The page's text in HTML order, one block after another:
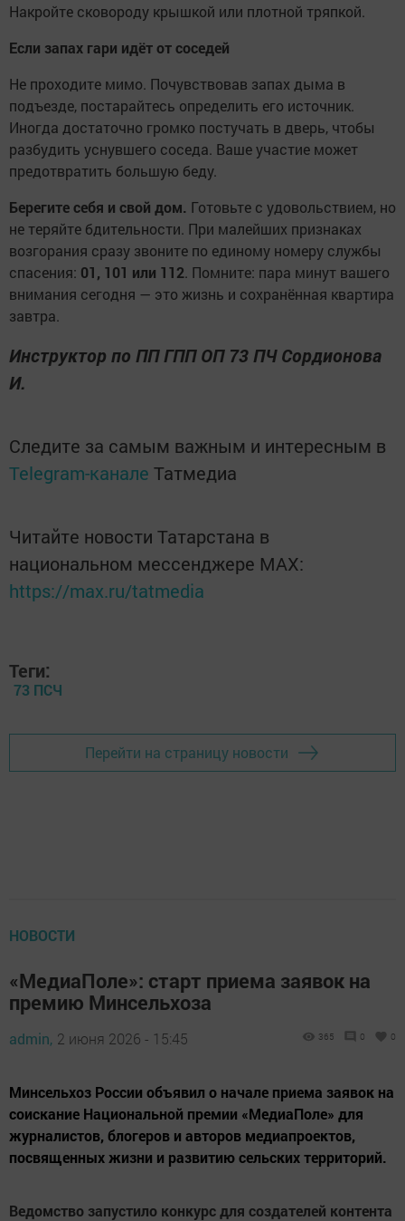
Накройте сковороду крышкой или плотной тряпкой.
Если запах гари идёт от соседей
Не проходите мимо. Почувствовав запах дыма в
подъезде, постарайтесь определить его источник.
Иногда достаточно громко постучать в дверь, чтобы
разбудить уснувшего соседа. Ваше участие может
предотвратить большую беду.
Берегите себя и свой дом. Готовьте с удовольствием, но
не теряйте бдительности. При малейших признаках
возгорания сразу звоните по единому номеру службы
спасения: 01, 101 или 112. Помните: пара минут вашего
внимания сегодня — это жизнь и сохранённая квартира
завтра.
Инструктор по ПП ГПП ОП 73 ПЧ Сордионова
И.
Следите за самым важным и интересным в
Telegram-канале Татмедиа
Читайте новости Татарстана в
национальном мессенджере MАХ:
https://max.ru/tatmedia
Теги:
73 ПСЧ
Перейти на страницу новости
НОВОСТИ
«МедиаПоле»: старт приема заявок на
премию Минсельхоза
admin, 2 июня 2026 - 15:45 365 0 0
Минсельхоз России объявил о начале приема заявок на
соискание Национальной премии «МедиаПоле» для
журналистов, блогеров и авторов медиапроектов,
посвященных жизни и развитию сельских территорий.
Ведомство запустило конкурс для создателей контента